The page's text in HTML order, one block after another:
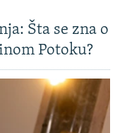
Šta se zna o
Potoku?